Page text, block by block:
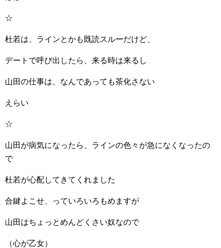
☆
杜若は、ラインとかも既読スルーだけど、
デートで呼び出したら、来る時は来るし
山田の仕事は、なんであっても茶化さない
えらい
☆
山田が病気になったら、ラインの色々が急になくなったの
で
杜若が心配してきてくれました
合鍵よこせ、っていろいろもめますが
山田はちょっとめんどくさい奴なので
（心が乙女）